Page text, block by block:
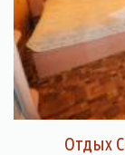
Отдых